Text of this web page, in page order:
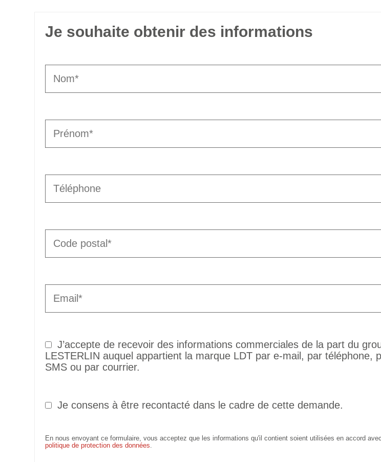
Je souhaite obtenir des informations
J’accepte de recevoir des informations commerciales de la part du
LESTERLIN auquel appartient la marque LDT par e-mail, par téléphone,
SMS ou par courrier.
Je consens à être recontacté dans le cadre de cette demande.
En nous envoyant ce formulaire, vous acceptez que les informations qu'il contient soient utilisées en accord
politique de protection des données.